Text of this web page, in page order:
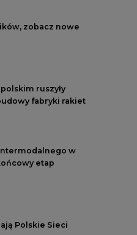
zobacz nowe
ruszyły
fabryki rakiet
w
etap
Polskie Sieci